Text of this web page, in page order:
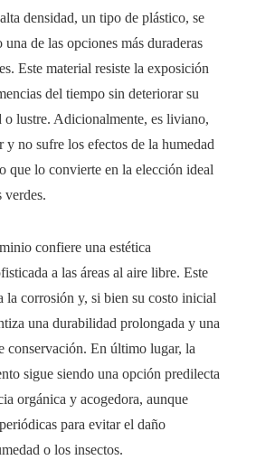
densidad, un tipo de plástico, se
de las opciones más duraderas
Este material resiste la exposición
del tiempo sin deteriorar su
o lustre. Adicionalmente, es liviano,
y no sufre los efectos de la humedad
que lo convierte en la elección ideal
verdes.
confiere una estética
a las áreas al aire libre. Este
la corrosión y, si bien su costo inicial
una durabilidad prolongada y una
conservación. En último lugar, la
sigue siendo una opción predilecta
orgánica y acogedora, aunque
para evitar el daño
o los insectos.